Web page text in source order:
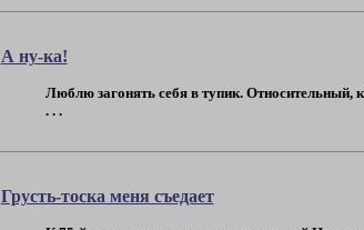
А ну-ка!
Люблю загонять себя в тупик. Относительный,
. . .
Грусть-тоска меня съедает